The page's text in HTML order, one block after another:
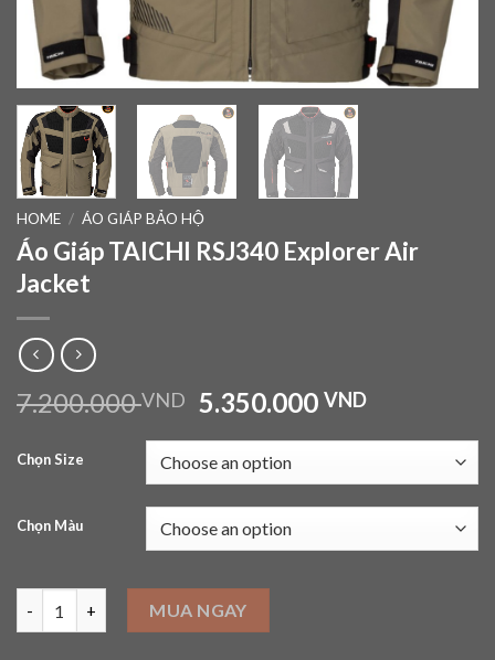
HOME / ÁO GIÁP BẢO HỘ
Áo Giáp TAICHI RSJ340 Explorer Air
Jacket
7.200.000VND 5.350.000VND
Chọn Size
Chọn Màu
MUA NGAY